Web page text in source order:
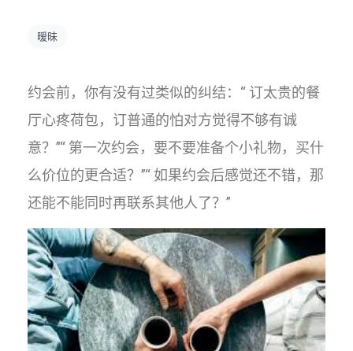
暧昧
约会前，你有没有过类似的纠结：“ 订太贵的餐
厅心疼荷包，订普通的怕对方觉得不够有诚
意？”“ 第一次约会，要不要准备个小礼物，买什
么价位的更合适？”“ 如果约会后感觉还不错，那
还能不能同时再联系其他人了？”